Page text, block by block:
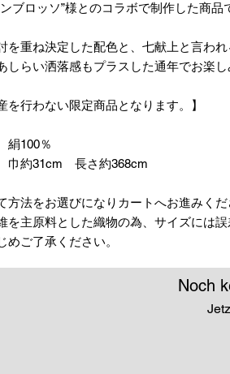
ブロッソ”様とのコラボで制作した商品
を重ね決定した配色と、七献上と言わ
しらい洒落感もプラスした通年でお楽
を行わない限定商品となります。】
100％
巾約31cm 長さ約368cm
方法をお選びになりカートへお進みくだ
を主原料とした織物の為、サイズには誤
ご了承ください。
Noch